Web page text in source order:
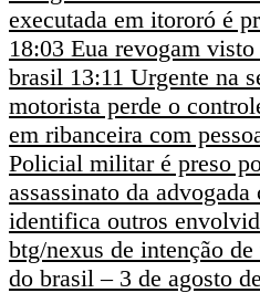
executada em itororó é
18:03 Eua revogam
brasil 13:11 Urgente na
motorista perde o
em ribanceira com
Policial militar é preso
assassinato da
identifica outros
btg/nexus de intenção
do brasil – 3 de agosto